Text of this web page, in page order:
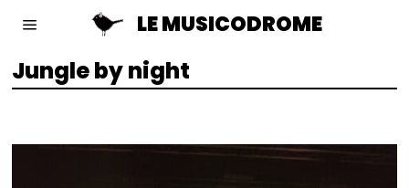
LE MUSICODROME
Jungle by night